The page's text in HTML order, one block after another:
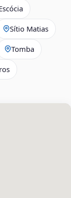
Sítio Matias
Tomba